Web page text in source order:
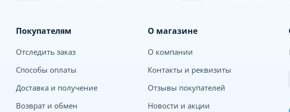
Покупателям
Отследить заказ
Способы оплаты
Доставка и получение
Возврат и обмен
О магазине
О компании
Контакты и реквизиты
Отзывы покупателей
Новости и акции